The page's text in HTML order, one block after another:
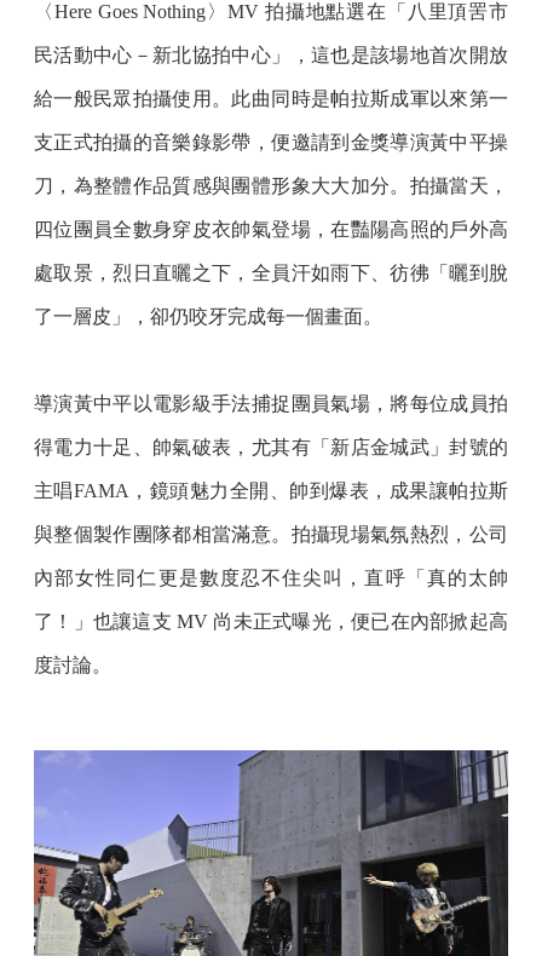
〈Here Goes Nothing〉MV 拍攝地點選在「八里頂罟市
民活動中心－新北協拍中心」，這也是該場地首次開放
給一般民眾拍攝使用。此曲同時是帕拉斯成軍以來第一
支正式拍攝的音樂錄影帶，便邀請到金獎導演黃中平操
刀，為整體作品質感與團體形象大大加分。拍攝當天，
四位團員全數身穿皮衣帥氣登場，在豔陽高照的戶外高
處取景，烈日直曬之下，全員汗如雨下、彷彿「曬到脫
了一層皮」，卻仍咬牙完成每一個畫面。
導演黃中平以電影級手法捕捉團員氣場，將每位成員拍
得電力十足、帥氣破表，尤其有「新店金城武」封號的
主唱FAMA，鏡頭魅力全開、帥到爆表，成果讓帕拉斯
與整個製作團隊都相當滿意。拍攝現場氣氛熱烈，公司
內部女性同仁更是數度忍不住尖叫，直呼「真的太帥
了！」也讓這支 MV 尚未正式曝光，便已在內部掀起高
度討論。